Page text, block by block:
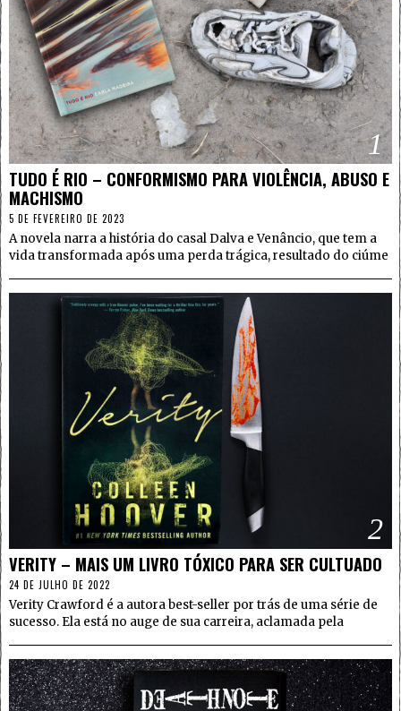
1
TUDO É RIO – CONFORMISMO PARA VIOLÊNCIA, ABUSO E
MACHISMO
5 DE FEVEREIRO DE 2023
A novela narra a história do casal Dalva e Venâncio, que tem a
vida transformada após uma perda trágica, resultado do ciúme
2
VERITY – MAIS UM LIVRO TÓXICO PARA SER CULTUADO
24 DE JULHO DE 2022
Verity Crawford é a autora best-seller por trás de uma série de
sucesso. Ela está no auge de sua carreira, aclamada pela